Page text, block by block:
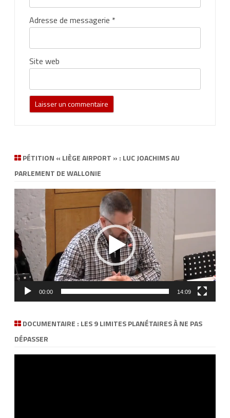
Adresse de messagerie *
Site web
PÉTITION « LIÈGE AIRPORT » : LUC JOACHIMS AU
PARLEMENT DE WALLONIE
Lecteur
vidéo
00:00 14:09
DOCUMENTAIRE : LES 9 LIMITES PLANÉTAIRES À NE PAS
DÉPASSER
Lecteur